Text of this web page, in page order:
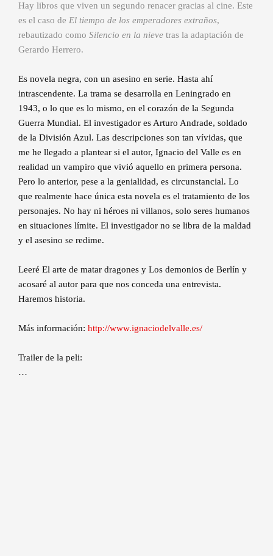
Hay libros que viven un segundo renacer gracias al cine. Este
es el caso de El tiempo de los emperadores extraños,
rebautizado como Silencio en la nieve tras la adaptación de
Gerardo Herrero.
Es novela negra, con un asesino en serie. Hasta ahí
intrascendente. La trama se desarrolla en Leningrado en
1943, o lo que es lo mismo, en el corazón de la Segunda
Guerra Mundial. El investigador es Arturo Andrade, soldado
de la División Azul. Las descripciones son tan vívidas, que
me he llegado a plantear si el autor, Ignacio del Valle es en
realidad un vampiro que vivió aquello en primera persona.
Pero lo anterior, pese a la genialidad, es circunstancial. Lo
que realmente hace única esta novela es el tratamiento de los
personajes. No hay ni héroes ni villanos, solo seres humanos
en situaciones límite. El investigador no se libra de la maldad
y el asesino se redime.
Leeré El arte de matar dragones y Los demonios de Berlín y
acosaré al autor para que nos conceda una entrevista.
Haremos historia.
Más información: http://www.ignaciodelvalle.es/
Trailer de la peli:
…